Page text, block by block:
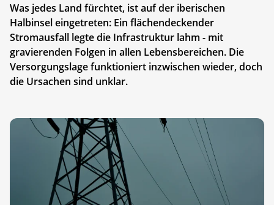
Was jedes Land fürchtet, ist auf der iberischen
Halbinsel eingetreten: Ein flächendeckender
Stromausfall legte die Infrastruktur lahm - mit
gravierenden Folgen in allen Lebensbereichen. Die
Versorgungslage funktioniert inzwischen wieder, doch
die Ursachen sind unklar.